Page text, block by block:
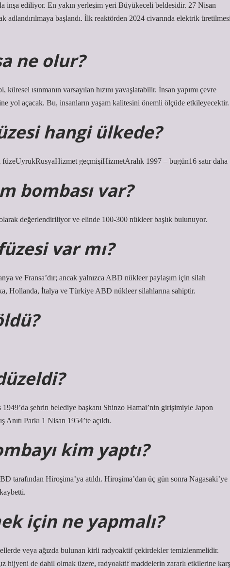
inşa ediliyor. En yakın yerleşim yeri Büyükeceli beldesidir. 27 Nisan
adlandırılmaya başlandı. İlk reaktörden 2024 civarında elektrik
ne olur?
ısınmanın varsayılan hızını yavaşlatabilir. İnsan yapımı çevre
yol açacak. Bu, insanların yaşam kalitesini önemli ölçüde etkileyecektir.
hangi ülkede?
geçmişiHizmetAralık 1997 – bugün16 satır daha
bombası var?
değerlendiriliyor ve elinde 100-300 nükleer başlık bulunuyor.
var mı?
ve Fransa’dır; ancak yalnızca ABD nükleer paylaşım için silah
Hollanda, İtalya ve Türkiye ABD nükleer silahlarına sahiptir.
şehrin belediye başkanı Shinzo Hamai’nin girişimiyle Japon
Parkı 1 Nisan 1954’te açıldı.
kim yaptı?
tarafından Hiroşima’ya atıldı. Hiroşima’dan üç gün sonra Nagasaki’ye
için ne yapmalı?
veya ağızda bulunan kirli radyoaktif çekirdekler temizlenmelidir.
hijyeni de dahil olmak üzere, radyoaktif maddelerin zararlı etkilerine